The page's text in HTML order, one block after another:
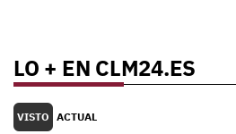
LO + EN CLM24.ES
VISTO ACTUAL